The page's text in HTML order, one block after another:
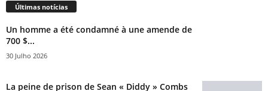
Últimas notícias
Un homme a été condamné à une amende de
700 $...
30 Julho 2026
La peine de prison de Sean « Diddy » Combs